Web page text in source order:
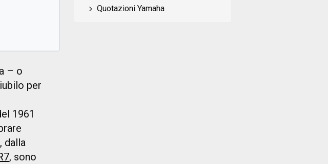
– o
per
1961
dalla
, sono
Quotazioni Yamaha